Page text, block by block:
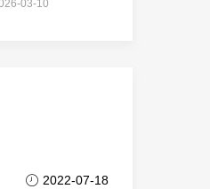
03-10
2022-07-18